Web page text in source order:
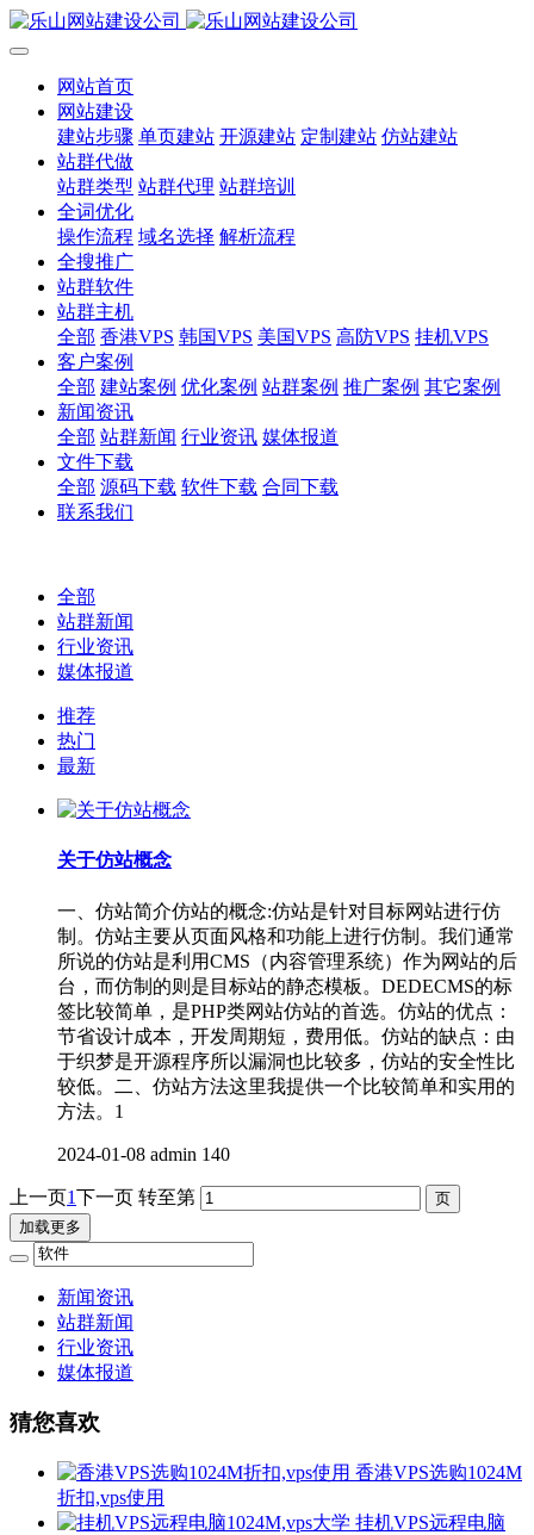
网站首页
网站建设
建站步骤 单页建站 开源建站 定制建站 仿站建站
站群代做
站群类型 站群代理 站群培训
全词优化
操作流程 域名选择 解析流程
全搜推广
站群软件
站群主机
全部 香港VPS 韩国VPS 美国VPS 高防VPS 挂机VPS
客户案例
全部 建站案例 优化案例 站群案例 推广案例 其它案例
新闻资讯
全部 站群新闻 行业资讯 媒体报道
文件下载
全部 源码下载 软件下载 合同下载
联系我们
全部
站群新闻
行业资讯
媒体报道
推荐
热门
最新
关于仿站概念
一、仿站简介仿站的概念:仿站是针对目标网站进行仿
制。仿站主要从页面风格和功能上进行仿制。我们通常
所说的仿站是利用CMS（内容管理系统）作为网站的后
台，而仿制的则是目标站的静态模板。DEDECMS的标
签比较简单，是PHP类网站仿站的首选。仿站的优点：
节省设计成本，开发周期短，费用低。仿站的缺点：由
于织梦是开源程序所以漏洞也比较多，仿站的安全性比
较低。二、仿站方法这里我提供一个比较简单和实用的
方法。1
2024-01-08 admin 140
上一页1下一页 转至第
加载更多
新闻资讯
站群新闻
行业资讯
媒体报道
猜您喜欢
香港VPS选购1024M
折扣,vps使用
挂机VPS远程电脑